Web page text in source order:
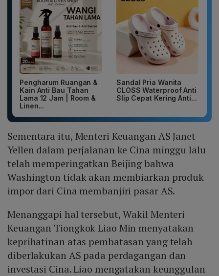
Pengharum Ruangan &
Kain Anti Bau Tahan
Lama 12 Jam | Room &
Linen...
Sandal Pria Wanita
CLOSS Waterproof Anti
Slip Cepat Kering Anti...
Sementara itu, Menteri Keuangan AS Janet
Yellen dalam perjalanan ke Cina minggu lalu
telah memperingatkan Beijing bahwa
Washington tidak akan membiarkan produk
impor dari Cina membanjiri pasar AS.
Menanggapi hal tersebut, Wakil Menteri
Keuangan Tiongkok Liao Min menyatakan
keprihatinan atas pembatasan yang telah
diberlakukan AS pada perdagangan dan
investasi Cina. Liao mengatakan keunggulan